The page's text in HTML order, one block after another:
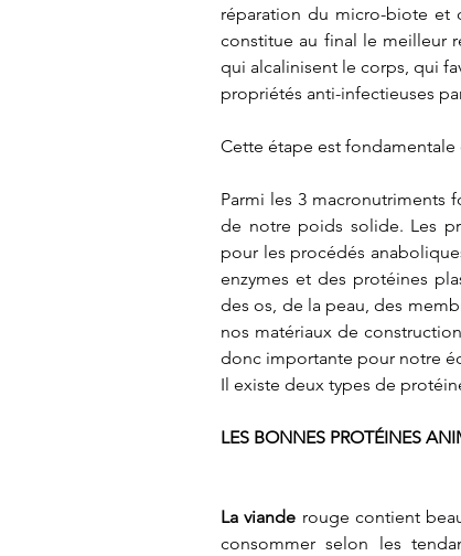
réparation du micro-biote et
constitue au final le meilleur
qui alcalinisent le corps, qui
propriétés anti-infectieuses
Cette étape est
Parmi les 3 macronutriments
de notre poids solide. Les
pour les procédés
enzymes et des protéines
des os, de la peau, des
nos matériaux de
donc importante pour notre
Il existe deux types de
LES BONNES PROTÉINES
La viande rouge contient
consommer selon les